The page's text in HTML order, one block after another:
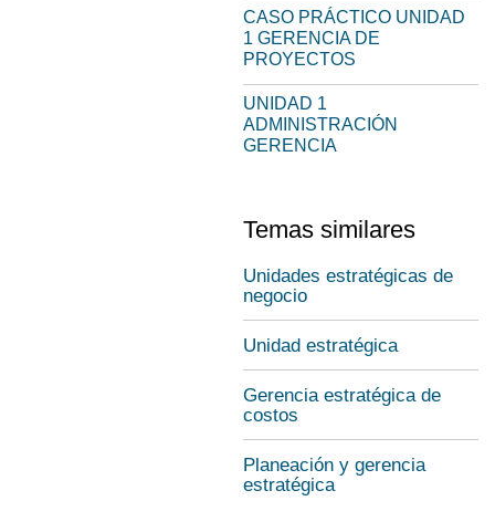
CASO PRÁCTICO UNIDAD
1 GERENCIA DE
PROYECTOS
UNIDAD 1
ADMINISTRACIÓN
GERENCIA
Temas similares
Unidades estratégicas de
negocio
Unidad estratégica
Gerencia estratégica de
costos
Planeación y gerencia
estratégica